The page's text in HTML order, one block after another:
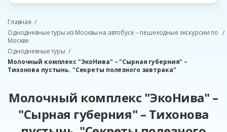
Главная
Однодневные туры из Москвы на автобусе – пешеходные экскурсии по
Москве
Однодневные туры
Молочный комплекс "ЭкоНива" – "Сырная губерния" –
Тихонова пустынь. "Секреты полезного завтрака"
Молочный комплекс "ЭкоНива" –
"Сырная губерния" – Тихонова